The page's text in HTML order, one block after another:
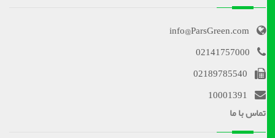
info@ParsGreen.com
02141757000
02189785540
10001391
تماس با ما